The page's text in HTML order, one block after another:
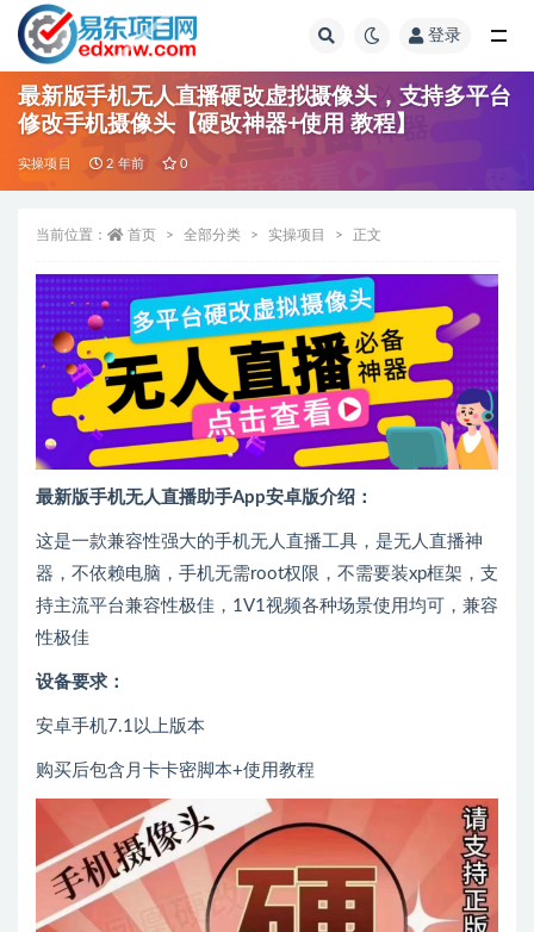
登录
最新版手机无人直播硬改虚拟摄像头，支持多平台
修改手机摄像头【硬改神器+使用 教程】
实操项目 2 年前 0
当前位置： 首页 全部分类 实操项目 正文
最新版手机无人直播助手App安卓版介绍：
这是一款兼容性强大的手机无人直播工具，是无人直播神
器，不依赖电脑，手机无需root权限，不需要装xp框架，支
持主流平台兼容性极佳，1V1视频各种场景使用均可，兼容
性极佳
设备要求：
安卓手机7.1以上版本
购买后包含月卡卡密脚本+使用教程